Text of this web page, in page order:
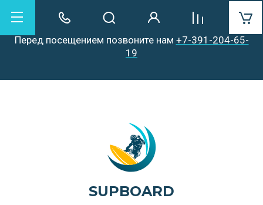
Уважаемые посетители!
Перед посещением позвоните нам +7-391-204-65-
19
SUPBOARD